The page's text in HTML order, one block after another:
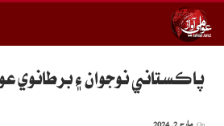
پاڪستاني نوجوان ۽ برطانوي
مارچ 2, 2024